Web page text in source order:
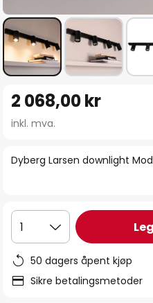
begynnelsen
bildegalleri
Dyberg Larsen downlight
2 068,00 kr
inkl. mva.
1
50 dagers åpent kjøp
Sikre betalingsmetoder